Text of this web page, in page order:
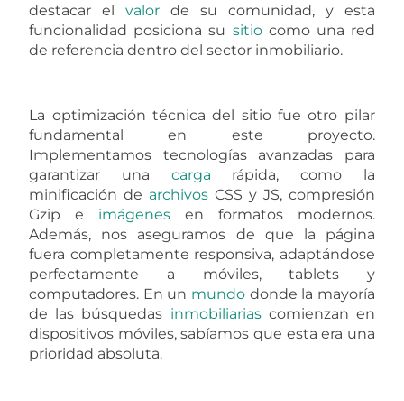
destacar elvalor de su comunidad, y esta
funcionalidad posiciona su sitiocomo una red
de referencia dentro del sector inmobiliario.
La optimización técnica del sitio fue otro pilar
fundamental en este proyecto.
Implementamos tecnologías avanzadas para
garantizar una carga rápida, como la
minificación de archivos CSS y JS, compresión
Gzip e imágenes en formatos modernos.
Además, nos aseguramos de que la página
fuera completamente responsiva, adaptándose
perfectamente a móviles, tablets y
computadores. En un mundo donde la mayoría
de las búsquedas inmobiliariascomienzan en
dispositivos móviles, sabíamos que esta era una
prioridad absoluta.